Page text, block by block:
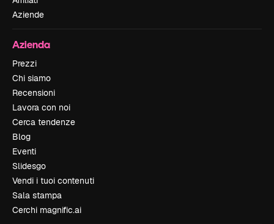
Aziende
Azienda
Prezzi
Chi siamo
Recensioni
Lavora con noi
Cerca tendenze
Blog
Eventi
Slidesgo
Vendi i tuoi contenuti
Sala stampa
Cerchi magnific.ai